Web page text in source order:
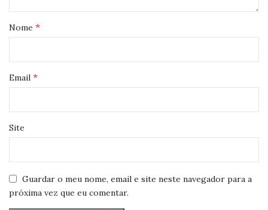
Nome *
Email *
Site
Guardar o meu nome, email e site neste navegador para a
próxima vez que eu comentar.